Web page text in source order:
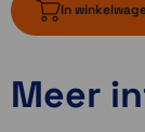
In
2
Meer